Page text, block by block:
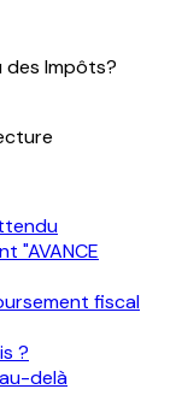
Impôts?
"AVANCE
fiscal
?
delà